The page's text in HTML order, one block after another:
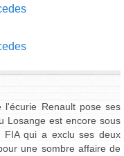
l'écurie Renault pose ses
Losange est encore sous
qui a exclu ses deux
une sombre affaire de